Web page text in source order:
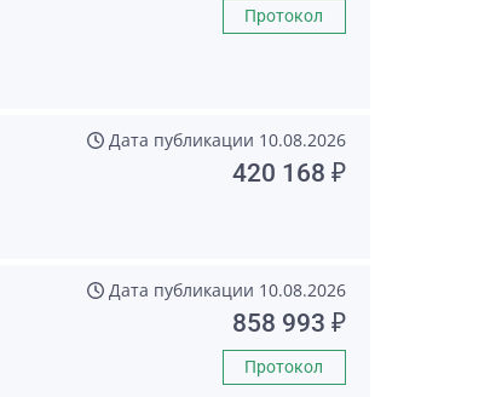
Протокол
Дата публикации 10.08.2026
420 168 ₽
Дата публикации 10.08.2026
858 993 ₽
Протокол